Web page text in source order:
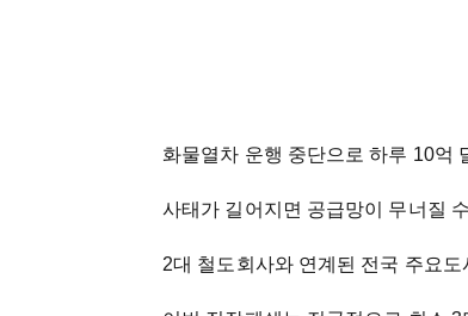
화물열차 운행 중단으로 하루 10억
사태가 길어지면 공급망이 무너질
2대 철도회사와 연계된 전국 주요